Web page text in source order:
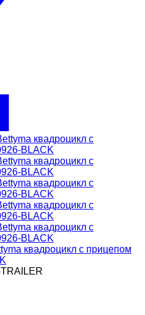
квадроцикл с прицепом